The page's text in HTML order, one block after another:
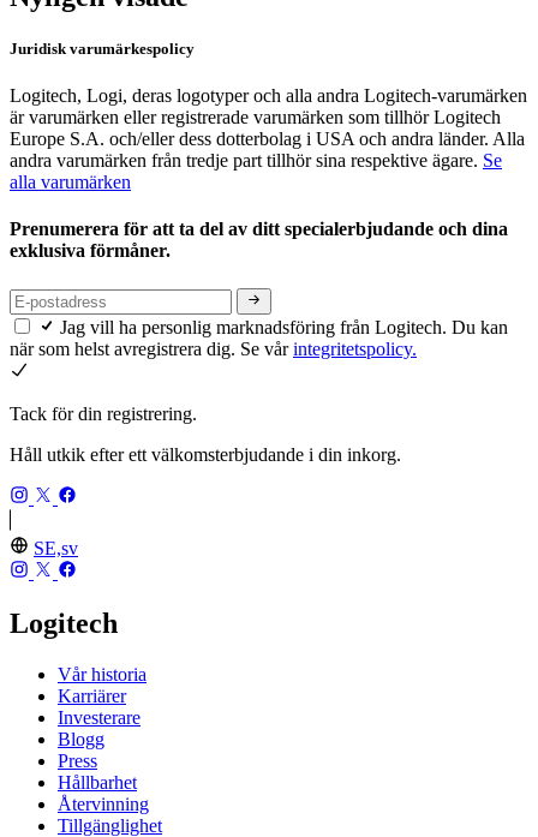
Juridisk varumärkespolicy
Logitech, Logi, deras logotyper och alla andra Logitech-varumärken
är varumärken eller registrerade varumärken som tillhör Logitech
Europe S.A. och/eller dess dotterbolag i USA och andra länder. Alla
andra varumärken från tredje part tillhör sina respektive ägare. Se
alla varumärken
Prenumerera för att ta del av ditt specialerbjudande och dina
exklusiva förmåner.
Jag vill ha personlig marknadsföring från Logitech. Du kan
när som helst avregistrera dig. Se vårintegritetspolicy.
Tack för din registrering.
Håll utkik efter ett välkomsterbjudande i din inkorg.
SE,sv
Logitech
Vår historia
Karriärer
Investerare
Blogg
Press
Hållbarhet
Återvinning
Tillgänglighet